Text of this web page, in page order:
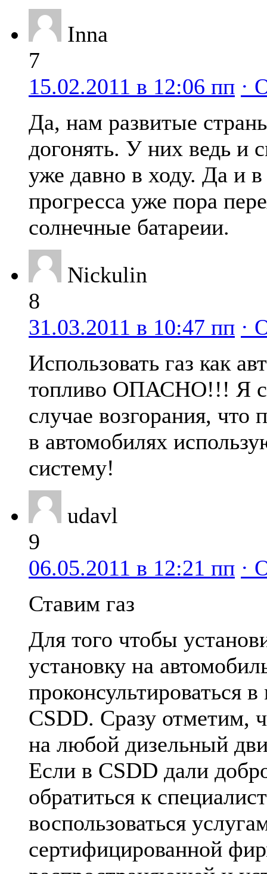
Inna
7
15.02.2011 в 12:06 пп ·
Да, нам развитые
догонять. У них ведь и
уже давно в ходу. Да и в
прогресса уже пора
солнечные батареии.
Nickulin
8
31.03.2011 в 10:47 пп ·
Использовать газ как
топливо ОПАСНО!!! Я
случае возгорания, что
в автомобилях
систему!
udavl
9
06.05.2011 в 12:21 пп ·
Ставим газ
Для того чтобы
установку на
проконсультироваться
CSDD. Сразу отметим,
на любой дизельный
Если в CSDD дали
обратиться к
воспользоваться
сертифицированной